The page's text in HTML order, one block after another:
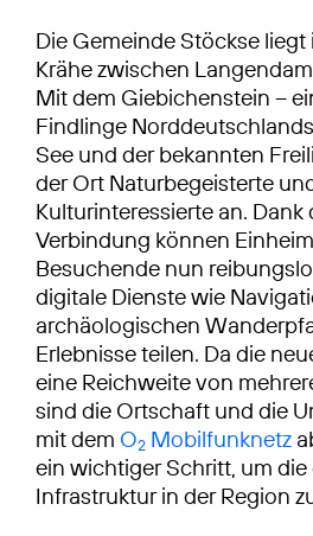
Die Gemeinde Stöckse
Krähe zwischen
Mit dem Giebichenstein –
Findlinge
See und der bekannten
der Ort Naturbegeisterte
Kulturinteressierte an.
Verbindung können
Besuchende nun
digitale Dienste wie
archäologischen
Erlebnisse teilen. Da die
eine Reichweite von
sind die Ortschaft und die
mit dem O2 Mobilfunknetz
ein wichtiger Schritt, um die
Infrastruktur in der Region